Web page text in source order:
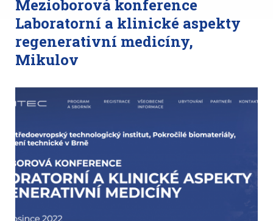
Mezioborová konference
Laboratorní a klinické aspekty
regenerativní medicíny,
Mikulov